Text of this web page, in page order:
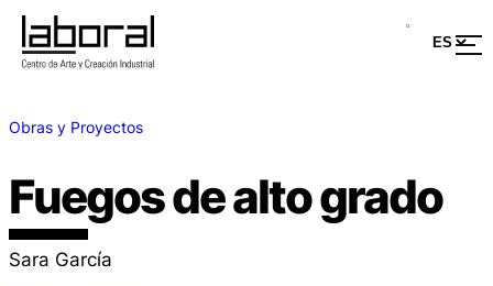
Obras y Proyectos
Fuegos de alto grado
Sara García